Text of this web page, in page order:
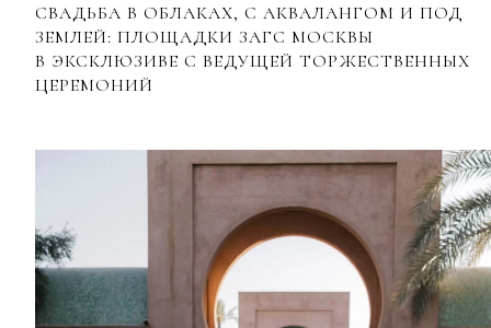
СВАДЬБА В ОБЛАКАХ, С АКВАЛАНГОМ И ПОД
ЗЕМЛЕЙ: ПЛОЩАДКИ ЗАГС МОСКВЫ
В ЭКСКЛЮЗИВЕ С ВЕДУЩЕЙ ТОРЖЕСТВЕННЫХ
ЦЕРЕМОНИЙ